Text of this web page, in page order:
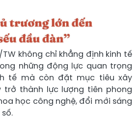
không chỉ khẳng định kinh tế
những động lực quan trọng
tế mà còn đặt mục tiêu xây
trở thành lực lượng tiên phong
học công nghệ, đổi mới sáng